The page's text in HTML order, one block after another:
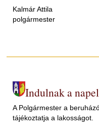
Kalmár Attila
polgármester
Indulnak a
A Polgármester a
tájékoztatja a lakosságot.